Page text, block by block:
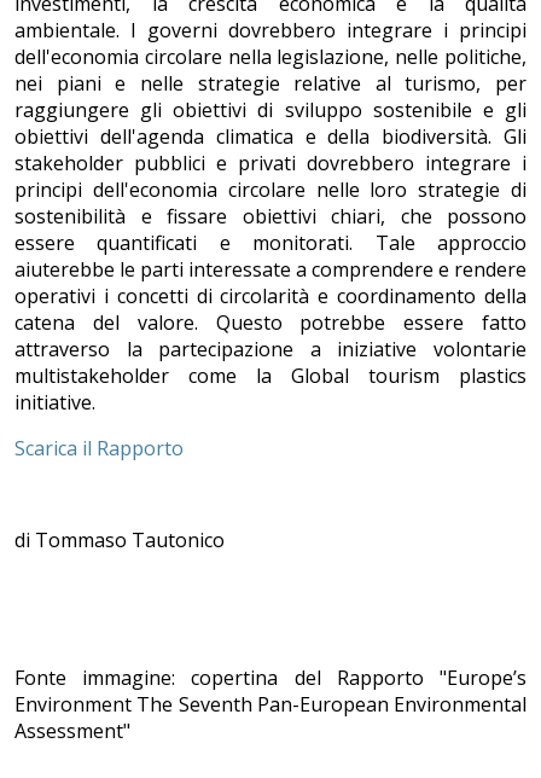
ambientale. I governi dovrebbero integrare i principi
dell'economia circolare nella legislazione, nelle politiche,
nei piani e nelle strategie relative al turismo, per
raggiungere gli obiettivi di sviluppo sostenibile e gli
obiettivi dell'agenda climatica e della biodiversità. Gli
stakeholder pubblici e privati dovrebbero integrare i
principi dell'economia circolare nelle loro strategie di
sostenibilità e fissare obiettivi chiari, che possono
essere quantificati e monitorati. Tale approccio
aiuterebbe le parti interessate a comprendere e rendere
operativi i concetti di circolarità e coordinamento della
catena del valore. Questo potrebbe essere fatto
attraverso la partecipazione a iniziative volontarie
multistakeholder come la Global tourism plastics
initiative.
Scarica il Rapporto
di Tommaso Tautonico
Fonte immagine: copertina del Rapporto "Europe’s
Environment The Seventh Pan-European Environmental
Assessment"